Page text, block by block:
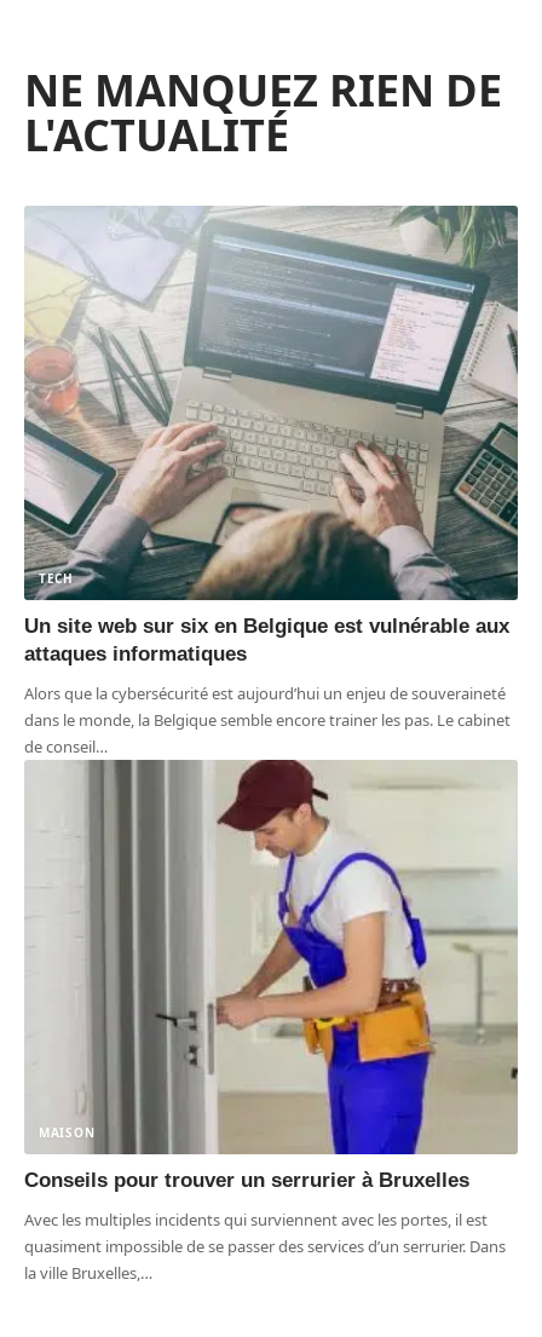
NE MANQUEZ RIEN DE
L'ACTUALITÉ
TECH
Un site web sur six en Belgique est vulnérable aux
attaques informatiques
Alors que la cybersécurité est aujourd’hui un enjeu de souveraineté
dans le monde, la Belgique semble encore trainer les pas. Le cabinet
de conseil…
MAISON
Conseils pour trouver un serrurier à Bruxelles
Avec les multiples incidents qui surviennent avec les portes, il est
quasiment impossible de se passer des services d’un serrurier. Dans
la ville Bruxelles,…